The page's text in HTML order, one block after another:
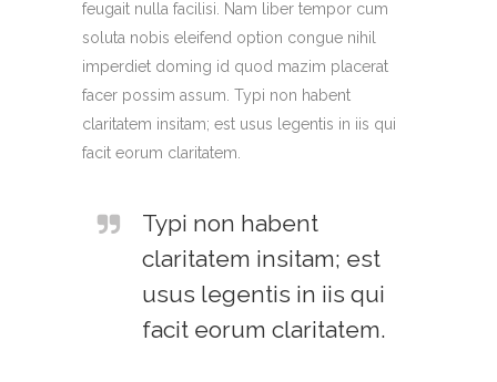
feugait nulla facilisi. Nam liber tempor cum
soluta nobis eleifend option congue nihil
imperdiet doming id quod mazim placerat
facer possim assum. Typi non habent
claritatem insitam; est usus legentis in iis qui
facit eorum claritatem.
Typi non habent
claritatem insitam; est
usus legentis in iis qui
facit eorum claritatem.